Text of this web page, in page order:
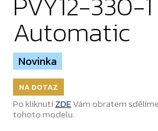
Automatic
Novinka
NA DOTAZ
Po kliknutíZDEVám obratem
tohoto modelu.